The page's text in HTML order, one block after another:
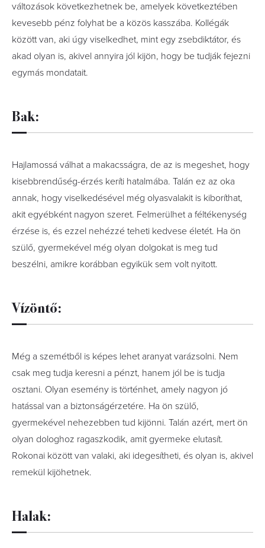
változások következhetnek be, amelyek következtében
kevesebb pénz folyhat be a közös kasszába. Kollégák
között van, aki úgy viselkedhet, mint egy zsebdiktátor, és
akad olyan is, akivel annyira jól kijön, hogy be tudják fejezni
egymás mondatait.
Bak:
Hajlamossá válhat a makacsságra, de az is megeshet, hogy
kisebbrendűség-érzés keríti hatalmába. Talán ez az oka
annak, hogy viselkedésével még olyasvalakit is kiboríthat,
akit egyébként nagyon szeret. Felmerülhet a féltékenység
érzése is, és ezzel nehézzé teheti kedvese életét. Ha ön
szülő, gyermekével még olyan dolgokat is meg tud
beszélni, amikre korábban egyikük sem volt nyitott.
Vízöntő:
Még a szemétből is képes lehet aranyat varázsolni. Nem
csak meg tudja keresni a pénzt, hanem jól be is tudja
osztani. Olyan esemény is történhet, amely nagyon jó
hatással van a biztonságérzetére. Ha ön szülő,
gyermekével nehezebben tud kijönni. Talán azért, mert ön
olyan dologhoz ragaszkodik, amit gyermeke elutasít.
Rokonai között van valaki, aki idegesítheti, és olyan is, akivel
remekül kijöhetnek.
Halak: